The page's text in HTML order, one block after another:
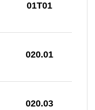
01T01
020.01
020.03